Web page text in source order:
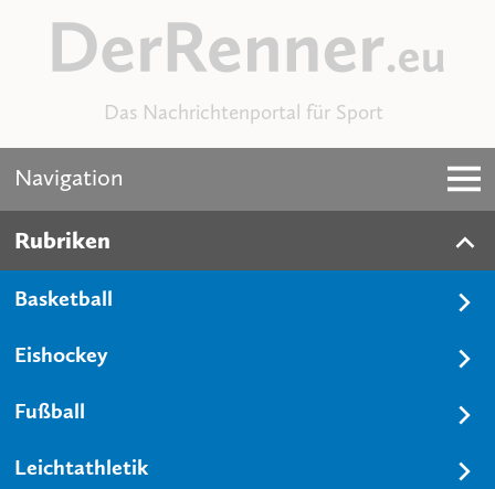
Das Nachrichtenportal für Sport
Navigation
Rubriken
Basketball
Eishockey
Fußball
Leichtathletik